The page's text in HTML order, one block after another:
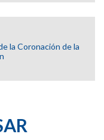
la Coronación de la